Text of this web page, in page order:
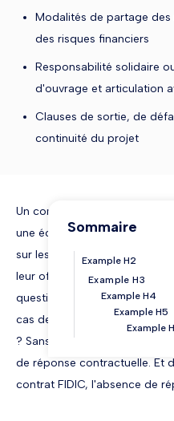
Modalités de partage
des risques financiers
Responsabilité solidaire
d'ouvrage et articulation
Clauses de sortie, de
continuité du projet
Un consortium se forme
une échéance d'appel
sur les grandes lignes,
leur offre. Ce n'est qu'à
questions difficiles remontent
cas de dépassement, que se
? Sans accord de
de réponse contractuelle. Et
contrat FIDIC, l'absence de
Sommaire
Example H2
Example H3
Example H4
Example H5
Example